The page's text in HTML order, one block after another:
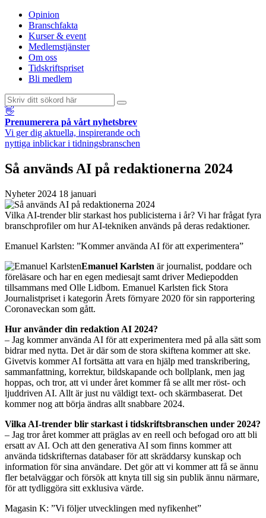
Opinion
Branschfakta
Kurser & event
Medlemstjänster
Om oss
Tidskriftspriset
Bli medlem
👋
Prenumerera på vårt nyhetsbrev
Vi ger dig aktuella, inspirerande och
nyttiga inblickar i tidningsbranschen
Så används AI på redaktionerna 2024
Nyheter 2024 18 januari
Vilka AI-trender blir starkast hos publicisterna i år? Vi har frågat fyra
branschprofiler om hur AI-tekniken används på deras redaktioner.
Emanuel Karlsten: ”Kommer använda AI för att experimentera”
Emanuel Karlsten är journalist, poddare och
föreläsare och har en egen mediesajt samt driver Mediepodden
tillsammans med Olle Lidbom. Emanuel Karlsten fick Stora
Journalistpriset i kategorin Årets förnyare 2020 för sin rapportering
Coronaveckan som gått.
Hur använder din redaktion AI 2024?
– Jag kommer använda AI för att experimentera med på alla sätt som
bidrar med nytta. Det är där som de stora skiftena kommer att ske.
Givetvis kommer AI fortsätta att vara en hjälp med transkribering,
sammanfattning, korrektur, bildskapande och bollplank, men jag
hoppas, och tror, att vi under året kommer få se allt mer röst- och
ljuddriven AI. Allt är just nu väldigt text- och skärmbaserat. Det
kommer nog att börja ändras allt snabbare 2024.
Vilka AI-trender blir starkast i tidskriftsbranschen under 2024?
– Jag tror året kommer att präglas av en reell och befogad oro att bli
ersatt av AI. Och att den generativa AI som finns kommer att
använda tidskrifternas databaser för att skräddarsy kunskap och
information för sina användare. Det gör att vi kommer att få se ännu
fler betalväggar och försök att knyta till sig sin publik ännu närmare,
för att tydliggöra sitt exklusiva värde.
Magasin K: ”Vi följer utvecklingen med nyfikenhet”